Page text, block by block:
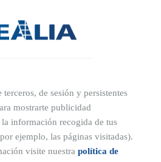
Ver todas
City
de sesión y persistentes
mostrarte publicidad
la información recogida de tus
ejemplo, las páginas visitadas).
visite nuestra política de